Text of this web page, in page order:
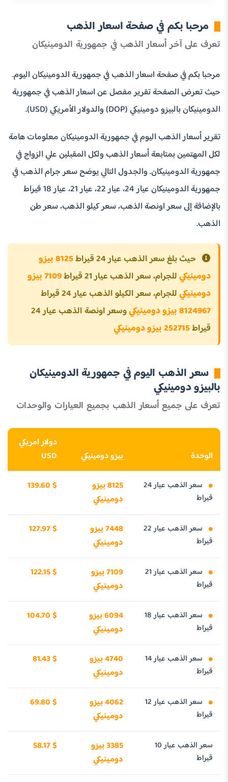
مرحبا بكم في صفحة اسعار الذهب
تعرف على آخر أسعار الذهب في جمهورية الدومينيكان
مرحبا بكم في صفحة اسعار الذهب في جمهورية الدومينيكان اليوم.
حيث تعرض الصفحة تقرير مفصل عن اسعار الذهب في جمهورية
الدومينيكان بالبيزو دومينيكي (DOP) والدولار الأمريكي (USD).
تقرير أسعار الذهب اليوم في جمهورية الدومينيكان معلومات هامة
لكل المهتمين بمتابعة أسعار الذهب ولكل المقبلين علي الزواج في
جمهورية الدومينيكان. والجدول التالي يوضح سعر جرام الذهب في
جمهورية الدومينيكان عيار 24، عيار 22، عيار 21، عيار 18 قيراط
بالإضافة إلى سعر اونصة الذهب، سعر كيلو الذهب، سعر طن
الذهب.
حيث بلغ سعر الذهب عيار 24 قيراط
8125 بيزو
دومينيكيللجرام، سعر الذهب عيار 21 قيراط
7109 بيزو
دومينيكيللجرام، سعر الكيلو الذهب عيار 24 قيراط
8124967 بيزو دومينيكي
وسعر اونصة الذهب عيار 24
قيراط252715 بيزو دومينيكي
سعر الذهب اليوم في جمهورية الدومينيكان
بالبيزو دومينيكي
تعرف على جميع أسعار الذهب بجميع العيارات والوحدات
الوحدة بيزو دومينيكي
دولار امريكي
USD
سعر الذهب عيار 24
قيراط
8125 بيزو
دومينيكي
139.60 $
سعر الذهب عيار 22
قيراط
7448 بيزو
دومينيكي
127.97 $
سعر الذهب عيار 21
قيراط
7109 بيزو
دومينيكي
122.15 $
سعر الذهب عيار 18
قيراط
6094 بيزو
دومينيكي
104.70 $
سعر الذهب عيار 14
قيراط
4740 بيزو
دومينيكي
81.43 $
سعر الذهب عيار 12
قيراط
4062 بيزو
دومينيكي
69.80 $
سعر الذهب عيار 10
قيراط
3385 بيزو
دومينيكي
58.17 $